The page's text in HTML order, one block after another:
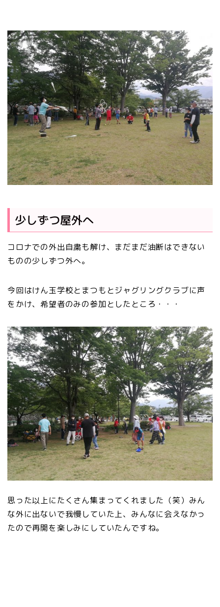
少しずつ屋外へ
コロナでの外出自粛も解け、まだまだ油断はできない
ものの少しずつ外へ。
今回はけん玉学校とまつもとジャグリングクラブに声
をかけ、希望者のみの参加としたところ・・・
思った以上にたくさん集まってくれました（笑）みん
な外に出ないで我慢していた上、みんなに会えなかっ
たので再開を楽しみにしていたんですね。